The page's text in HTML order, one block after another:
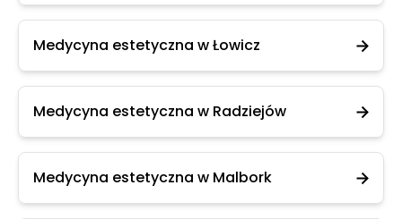
Medycyna estetyczna w Łowicz
Medycyna estetyczna w Radziejów
Medycyna estetyczna w Malbork